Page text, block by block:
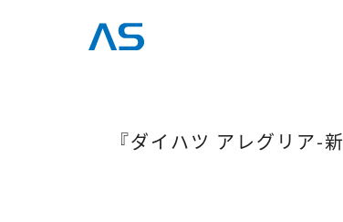
『ダイハツ アレグリア-